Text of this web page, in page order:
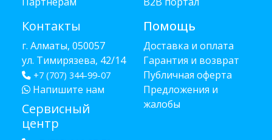
Контакты
г. Алматы, 050057
ул. Тимирязева, 42/14
+7 (707) 344-99-07
Напишите нам
Сервисный
центр
Помощь
Доставка и оплата
Гарантия и возврат
Публичная оферта
Предложения и
жалобы